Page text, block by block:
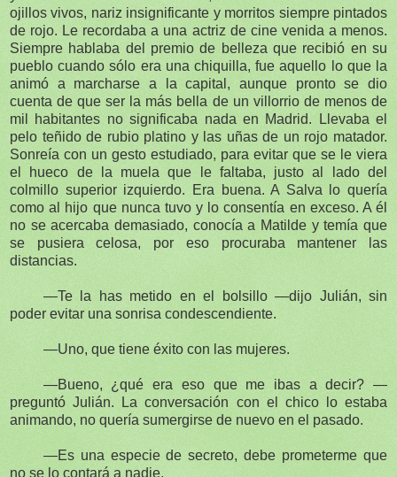
ojillos vivos, nariz insignificante y morritos siempre pintados
de rojo. Le recordaba a una actriz de cine venida a menos.
Siempre hablaba del premio de belleza que recibió en su
pueblo cuando sólo era una chiquilla, fue aquello lo que la
animó a marcharse a la capital, aunque pronto se dio
cuenta de que ser la más bella de un villorrio de menos de
mil habitantes no significaba nada en Madrid. Llevaba el
pelo teñido de rubio platino y las uñas de un rojo matador.
Sonreía con un gesto estudiado, para evitar que se le viera
el hueco de la muela que le faltaba, justo al lado del
colmillo superior izquierdo. Era buena. A Salva lo quería
como al hijo que nunca tuvo y lo consentía en exceso. A él
no se acercaba demasiado, conocía a Matilde y temía que
se pusiera celosa, por eso procuraba mantener las
distancias.
—Te la has metido en el bolsillo —dijo Julián, sin
poder evitar una sonrisa condescendiente.
—Uno, que tiene éxito con las mujeres.
—Bueno, ¿qué era eso que me ibas a decir? —
preguntó Julián. La conversación con el chico lo estaba
animando, no quería sumergirse de nuevo en el pasado.
—Es una especie de secreto, debe prometerme que
no se lo contará a nadie.